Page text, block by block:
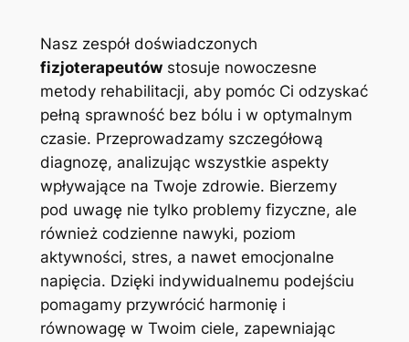
Nasz zespół doświadczonych
fizjoterapeutówstosuje nowoczesne
metody rehabilitacji, aby pomóc Ci odzyskać
pełną sprawność bez bólu i w optymalnym
czasie. Przeprowadzamy szczegółową
diagnozę, analizując wszystkie aspekty
wpływające na Twoje zdrowie. Bierzemy
pod uwagę nie tylko problemy fizyczne, ale
również codzienne nawyki, poziom
aktywności, stres, a nawet emocjonalne
napięcia. Dzięki indywidualnemu podejściu
pomagamy przywrócić harmonię i
równowagę w Twoim ciele, zapewniając